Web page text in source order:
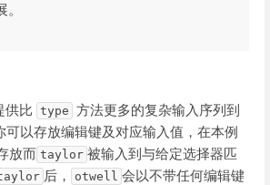
供比 type 方法更多的复杂输入序列到
可以存放编辑键及对应输入值，在本例
放而 taylor 被输入到与给定选择器匹
后， otwell 会以不带任何编辑键